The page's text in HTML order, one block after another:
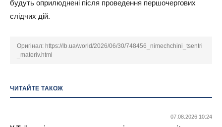
будуть оприлюднені після проведення першочергових
слідчих дій.
Оригінал: https://lb.ua/world/2026/06/30/748456_nimechchini_tsentri
_materiv.html
ЧИТАЙТЕ ТАКОЖ
07.08.2026 10:24